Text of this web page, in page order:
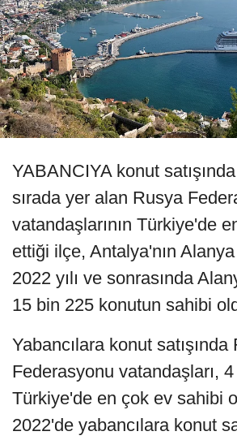
YABANCIYA konut satışında
sırada yer alan Rusya
vatandaşlarının Türkiye'de
ettiği ilçe, Antalya'nın
2022 yılı ve sonrasında
15 bin 225 konutun sahibi
Yabancılara konut satışında
Federasyonu vatandaşları, 4
Türkiye'de en çok ev sahibi
2022'de yabancılara konut